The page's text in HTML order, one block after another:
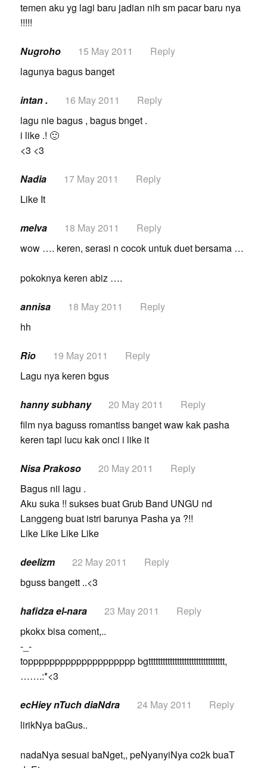
temen aku yg lagi baru jadian nih sm pacar baru nya
!!!!!
Nugroho 15 May 2011
Reply
lagunya bagus banget
intan . 16 May 2011
Reply
lagu nie bagus , bagus bnget .
i like .! 🙂
<3 <3
Nadia 17 May 2011
Reply
Like It
melva 18 May 2011
Reply
wow …. keren, serasi n cocok untuk duet bersama …
pokoknya keren abiz ….
annisa 18 May 2011
Reply
hh
Rio 19 May 2011
Reply
Lagu nya keren bgus
hanny subhany 20 May 2011
Reply
film nya baguss romantiss banget waw kak pasha
keren tapi lucu kak onci i like it
Nisa Prakoso 20 May 2011
Reply
Bagus nii lagu .
Aku suka !! sukses buat Grub Band UNGU nd
Langgeng buat istri barunya Pasha ya ?!!
Like Like Like Like
deelizm 22 May 2011
Reply
bguss bangett ..<3
hafidza el-nara 23 May 2011
Reply
pkokx bisa coment,..
-_-
topppppppppppppppppppp bgtttttttttttttttttttttttttttttttt,
…….:*<3
ecHiey nTuch diaNdra 24 May 2011
Reply
lirikNya baGus..
nadaNya sesuai baNget,, peNyanyiNya co2k buaT